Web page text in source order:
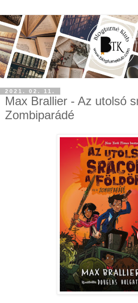
2021. 02. 11.
Max Brallier - Az utolsó
Zombiparádé